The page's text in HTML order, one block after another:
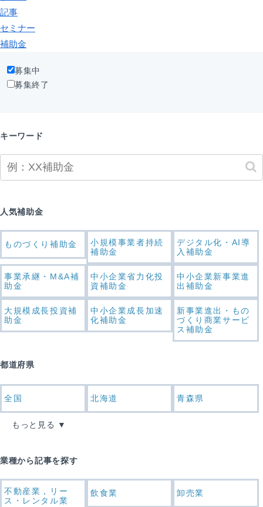
記事
セミナー
補助金
募集中
募集終了
キーワード
人気補助金
ものづくり補助金
小規模事業者持続
補助金
デジタル化・AI導
入補助金
事業承継・M&A補
助金
中小企業省力化投
資補助金
中小企業新事業進
出補助金
大規模成長投資補
助金
中小企業成長加速
化補助金
新事業進出・もの
づくり商業サービ
ス補助金
都道府県
全国 北海道 青森県
もっと見る
業種から記事を探す
不動産業，リー
ス・レンタル業
飲食業 卸売業